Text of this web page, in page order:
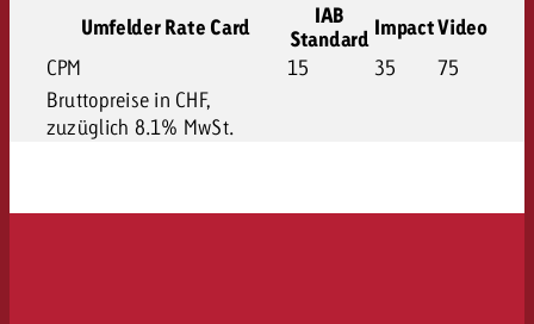
Umfelder Rate Card
IAB
Standard ImpactVideo
CPM 15 35
75
Bruttopreise in CHF,
zuzüglich 8.1% MwSt.